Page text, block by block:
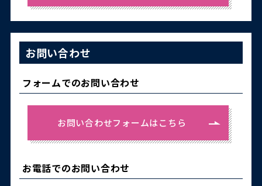
お問い合わせ
フォームでのお問い合わせ
お問い合わせフォームはこちら
お電話でのお問い合わせ